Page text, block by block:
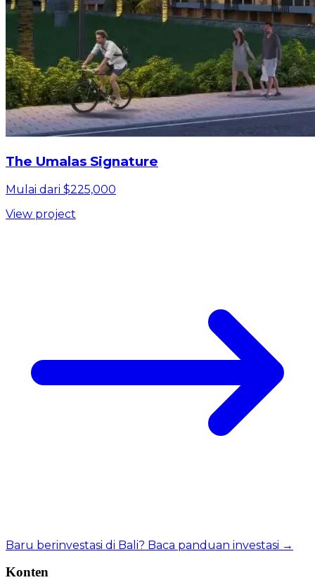
The Umalas Signature
Mulai dari $225,000
View project
Baru berinvestasi di Bali? Baca panduan investasi →
Konten